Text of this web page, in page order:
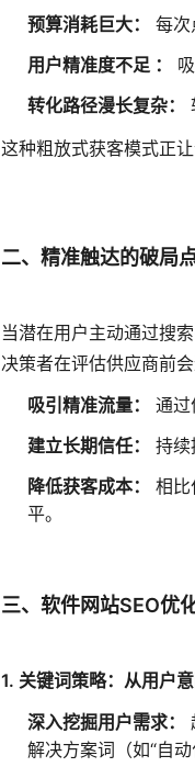
预算消耗巨大：
每次
用户精准度不足 ：
转化路径漫长复杂：
这种粗放式获客模式正
二、精准触达的破局
当潜在用户主动通过搜
决策者在评估供应商前
吸引精准流量：
通过
建立长期信任：
持续
降低获客成本：
相比
平。
三、软件网站SEO优
1. 关键词策略：从用户
深入挖掘用户需求：
解决方案词（如“自